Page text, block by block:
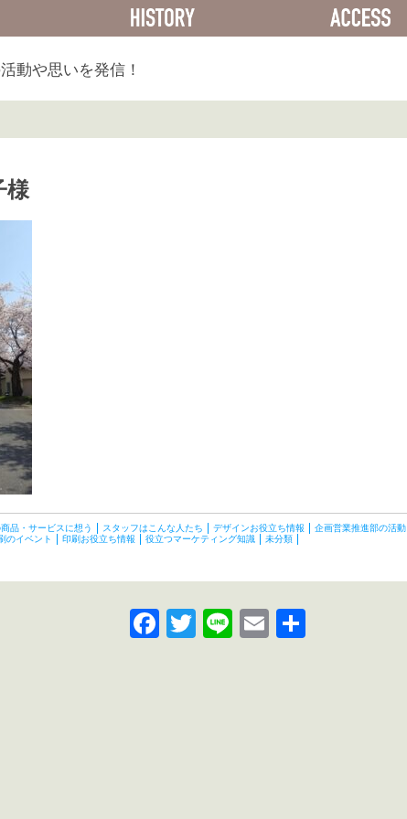
動や思いを発信！
様
品・サービスに想う スタッフはこんな人たち デザインお役立ち情報
企画営業推進部の活動
のイベント 印刷お役立ち情報 役立つマーケティング知識 未分類
Facebook
TwitterLineEmail